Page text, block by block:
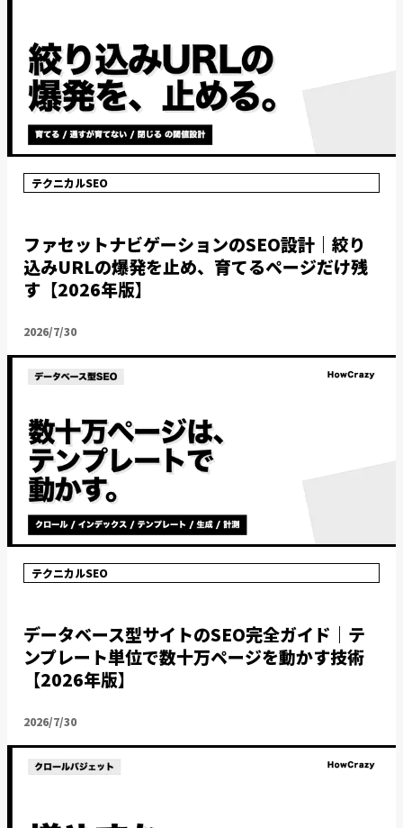
テクニカルSEO
ファセットナビゲーションのSEO設計｜絞り
込みURLの爆発を止め、育てるページだけ残
す【2026年版】
2026/7/30
テクニカルSEO
データベース型サイトのSEO完全ガイド｜テ
ンプレート単位で数十万ページを動かす技術
【2026年版】
2026/7/30